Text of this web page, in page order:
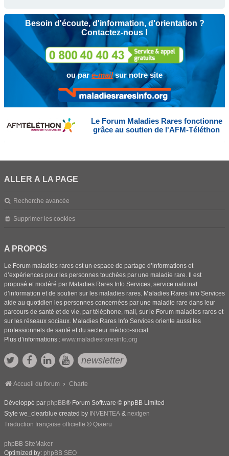
Besoin d'écoute, d'information, d'orientation ?
Contactez-nous !
ou pare-mailsur notre site
Le Forum Maladies Rares fonctionne
grâce au soutien de l'AFM-Téléthon
ALLER À LA PAGE
Recherche avancée
Supprimer les cookies
A PROPOS
Le Forum maladies rares est un espace de partage d’informations et
d’expériences pour les personnes touchées par une maladie rare. Il est
proposé et modéré par Maladies Rares Info Services, service national
d’information et de soutien sur les maladies rares. Maladies Rares Info Services
aide au quotidien les personnes concernées par une maladie rare dans leur
parcours de santé et de vie, par téléphone, mail, sur le Forum maladies rares et
sur les réseaux sociaux. Maladies Rares Info Services oriente aussi les
professionnels de santé et du secteur médico-social.
Plus d’informations : www.maladiesraresinfo.org
newsletter
Accueil du forum Charte
Développé par phpBB® Forum Software © phpBB Limited
Style we_clearblue created by INVENTEA & nextgen
Traduction française officielle © Qiaeru
phpBB SiteMaker
Optimized by: phpBB SEO